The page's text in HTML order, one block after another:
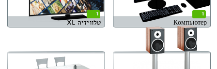
1
Компьютер
1
טלוויזיה XL